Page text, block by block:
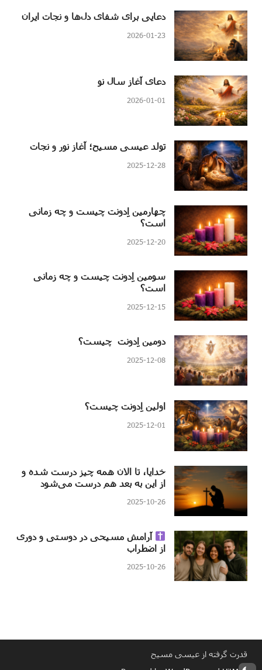
دعایی برای شفای دل‌ها و نجات ایران
2026-01-23
دعای آغاز سال نو
2026-01-01
تولد عیسی مسیح؛ آغاز نور و نجات
2025-12-28
چهارمین اِدونت چیست و چه زمانی
است؟
2025-12-20
سومین اِدونت چیست و چه زمانی
است؟
2025-12-15
دومین اِدونت چیست؟
2025-12-08
اولین اِدونت چیست؟
2025-12-01
خدایا، تا الان همه چیز درست شده و
از این به بعد هم درست می‌شود
2025-10-26
آرامش مسیحی در دوستی و دوری
از اضطراب
2025-10-26
قدرت گرفته از عیسی مسیح